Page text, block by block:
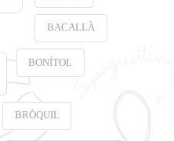
BACALLÀ
BONÍTOL
BRÒQUIL